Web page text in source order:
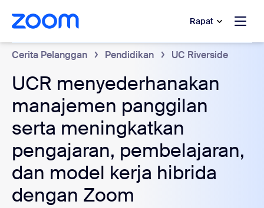
ke konten utama
percakapan bantuan Rapat
Cerita Pelanggan Pendidikan UC Riverside
UCR menyederhanakan
manajemen panggilan
serta meningkatkan
pengajaran, pembelajaran,
dan model kerja hibrida
dengan Zoom